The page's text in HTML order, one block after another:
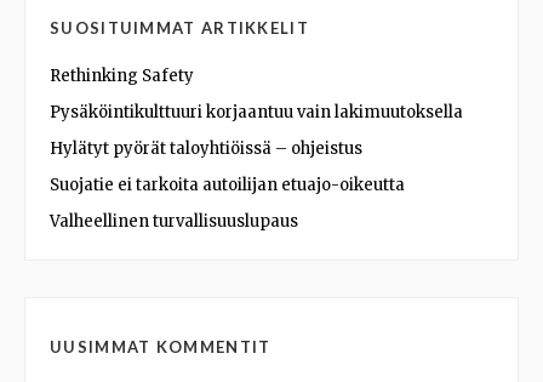
SUOSITUIMMAT ARTIKKELIT
Rethinking Safety
Pysäköintikulttuuri korjaantuu vain lakimuutoksella
Hylätyt pyörät taloyhtiöissä – ohjeistus
Suojatie ei tarkoita autoilijan etuajo-oikeutta
Valheellinen turvallisuuslupaus
UUSIMMAT KOMMENTIT